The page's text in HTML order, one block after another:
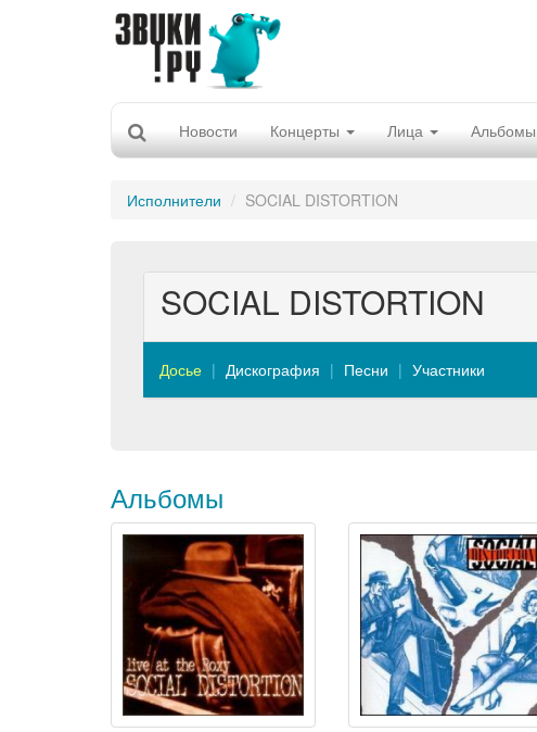
Новости Концерты Лица Альбомы
Исполнители SOCIAL DISTORTION
SOCIAL DISTORTION
Досье Дискография Песни Участники
Альбомы